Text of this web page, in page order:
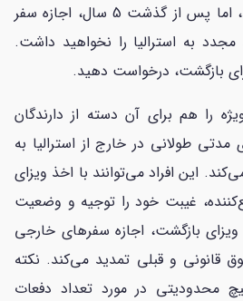
کشور اقامت داشته باشید، اما پس از گذشت 5 سال، اجازه سفر
به استرالیا را نخواهید داشت.
بازگشت، درخواست دهید.
را هم برای آن دسته از دارندگان
مدتی طولانی در خارج از استرالیا به
این افراد می‌توانند با اخذ ویزای
غیبت خود را توجیه و وضعیت
بازگشت، اجازه سفرهای خارجی
قانونی و قبلی تمدید می‌کند. نکته
محدودیتی در مورد تعداد دفعات